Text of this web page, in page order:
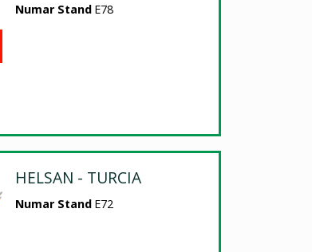
Numar Stand E78
HELSAN - TURCIA
Numar Stand E72